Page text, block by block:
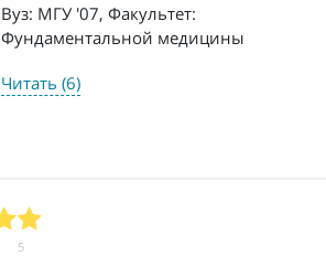
Вуз: МГУ '07, Факультет:
Фундаментальной медицины
Читать (6)
5